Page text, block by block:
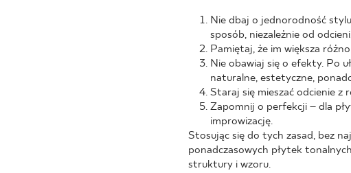
Nie dbaj o jednorodność
sposób, niezależnie od
Pamiętaj, że im większa
Nie obawiaj się o efekty. Po
naturalne, estetyczne,
Staraj się mieszać odcienie z
Zapomnij o perfekcji – dla
improwizację.
Stosując się do tych zasad, bez
ponadczasowych płytek
struktury i wzoru.